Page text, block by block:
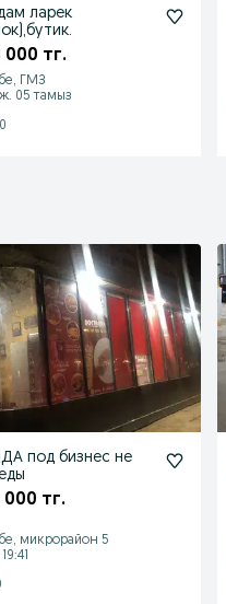
ларек
000 тг.
ГМЗ
05 тамыз
под бизнес не
000 тг.
микрорайон 5